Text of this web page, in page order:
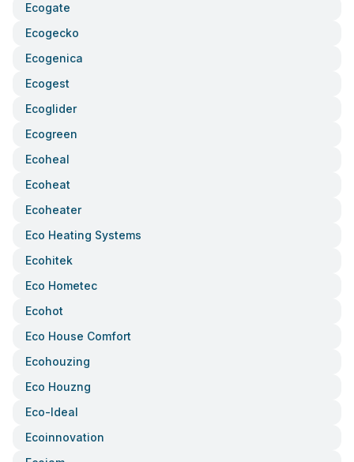
Ecogate
Ecogecko
Ecogenica
Ecogest
Ecoglider
Ecogreen
Ecoheal
Ecoheat
Ecoheater
Eco Heating Systems
Ecohitek
Eco Hometec
Ecohot
Eco House Comfort
Ecohouzing
Eco Houzng
Eco-Ideal
Ecoinnovation